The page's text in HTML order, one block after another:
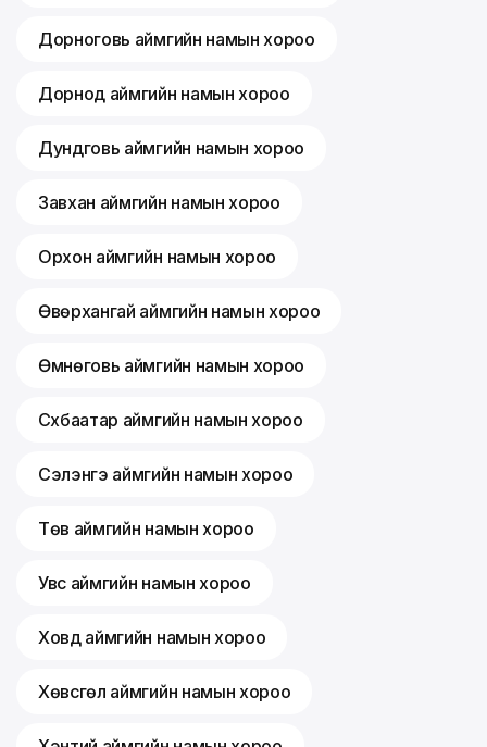
Дорноговь аймгийн намын хороо
Дорнод аймгийн намын хороо
Дундговь аймгийн намын хороо
Завхан аймгийн намын хороо
Орхон аймгийн намын хороо
Өвөрхангай аймгийн намын хороо
Өмнөговь аймгийн намын хороо
Сүхбаатар аймгийн намын хороо
Сэлэнгэ аймгийн намын хороо
Төв аймгийн намын хороо
Увс аймгийн намын хороо
Ховд аймгийн намын хороо
Хөвсгөл аймгийн намын хороо